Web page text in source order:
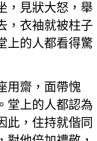
，見狀大怒，舉
，衣袖就被柱子
上的人都看得驚
用齋，面帶愧
堂上的人都認為
此，住持就偕同